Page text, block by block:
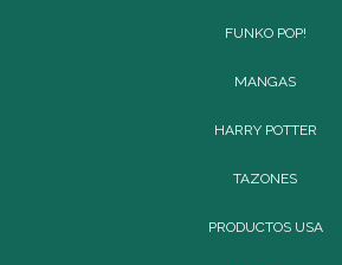
FUNKO POP!
MANGAS
HARRY POTTER
TAZONES
PRODUCTOS USA